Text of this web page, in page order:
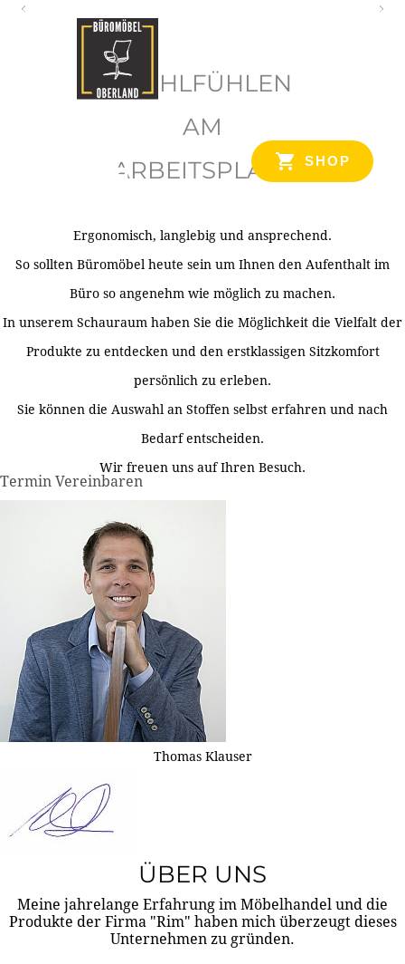
SHOP
WOHLFÜHLEN
AM
ARBEITSPLATZ
Ergonomisch, langlebig und ansprechend.
So sollten Büromöbel heute sein um Ihnen den Aufenthalt im
Büro so angenehm wie möglich zu machen.
In unserem Schauraum haben Sie die Möglichkeit die Vielfalt der
Produkte zu entdecken und den erstklassigen Sitzkomfort
persönlich zu erleben.
Sie können die Auswahl an Stoffen selbst erfahren und nach
Bedarf entscheiden.
Wir freuen uns auf Ihren Besuch.
Termin Vereinbaren
Thomas Klauser
ÜBER UNS
Meine jahrelange Erfahrung im Möbelhandel und die
Produkte der Firma "Rim" haben mich überzeugt dieses
Unternehmen zu gründen.